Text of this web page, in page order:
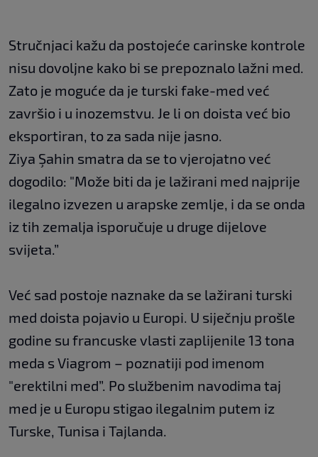
Stručnjaci kažu da postojeće carinske kontrole
nisu dovoljne kako bi se prepoznalo lažni med.
Zato je moguće da je turski fake-med već
završio i u inozemstvu. Je li on doista već bio
eksportiran, to za sada nije jasno.
Ziya Şahin smatra da se to vjerojatno već
dogodilo: "Može biti da je lažirani med najprije
ilegalno izvezen u arapske zemlje, i da se onda
iz tih zemalja isporučuje u druge dijelove
svijeta.”
Već sad postoje naznake da se lažirani turski
med doista pojavio u Europi. U siječnju prošle
godine su francuske vlasti zaplijenile 13 tona
meda s Viagrom – poznatiji pod imenom
"erektilni med”. Po službenim navodima taj
med je u Europu stigao ilegalnim putem iz
Turske, Tunisa i Tajlanda.